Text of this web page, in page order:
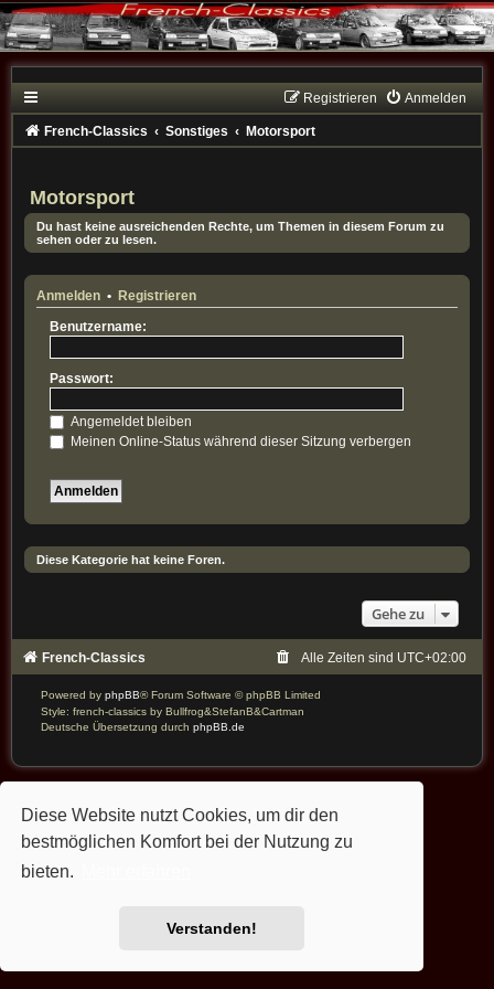
Diese Website nutzt Cookies, um dir den
bestmöglichen Komfort bei der Nutzung zu
bieten.
Verstanden!
Anmelden
Registrieren
French-Classics Sonstiges Motorsport
Motorsport
Du hast keine ausreichenden Rechte, um Themen in diesem Forum zu
sehen oder zu lesen.
Anmelden• Registrieren
Benutzername:
Passwort:
Angemeldet bleiben
Meinen Online-Status während dieser Sitzung verbergen
Diese Kategorie hat keine Foren.
Gehe zu
French-Classics Alle Zeiten sind UTC+02:00
Powered by phpBB® Forum Software © phpBB Limited
Style: french-classics by Bullfrog&StefanB&Cartman
Deutsche Übersetzung durch phpBB.de